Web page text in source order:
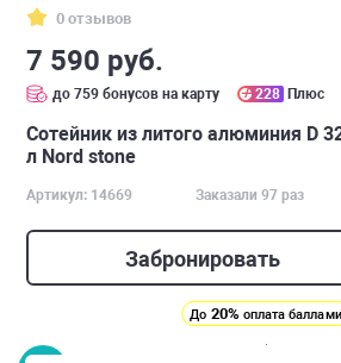
0 отзывов
7 590 руб.
до 759 бонусов на карту 228 Плюс
Сотейник из литого алюминия D
л Nord stone
Артикул: 14669 Заказали 97 раз
Забронировать
До 20% оплата баллами